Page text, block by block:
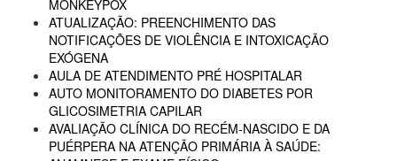
MONKEYPOX
ATUALIZAÇÃO: PREENCHIMENTO DAS
NOTIFICAÇÕES DE VIOLÊNCIA E INTOXICAÇÃO
EXÓGENA
AULA DE ATENDIMENTO PRÉ HOSPITALAR
AUTO MONITORAMENTO DO DIABETES POR
GLICOSIMETRIA CAPILAR
AVALIAÇÃO CLÍNICA DO RECÉM-NASCIDO E DA
PUÉRPERA NA ATENÇÃO PRIMÁRIA À SAÚDE: